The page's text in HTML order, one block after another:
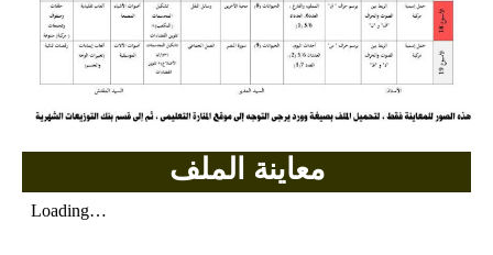
بنك التوزيعات الشهرية
دفاتر استاذ التعليم الابتدائي
المسابقات المهنية
البحوث الجاهزة
معاينة الملف